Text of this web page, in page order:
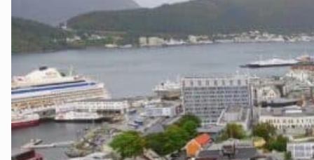
Ørsta og Volda
Rauma
Tingvoll